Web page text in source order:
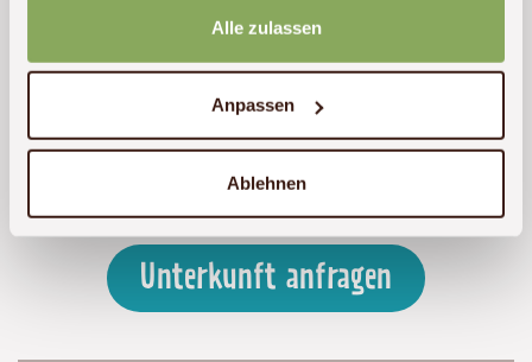
Alle zulassen
Anpassen
Ablehnen
Unterkunft anfragen